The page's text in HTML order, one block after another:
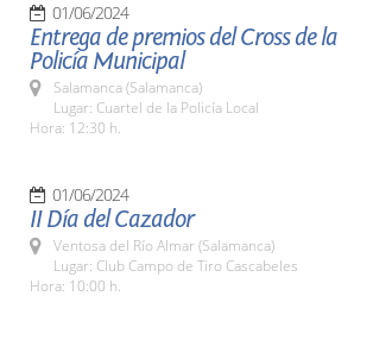
01/06/2024
Entrega de premios del Cross de la
Policía Municipal
Salamanca (Salamanca)
Lugar: Cuartel de la Policía Local
Hora: 12:30 h.
01/06/2024
II Día del Cazador
Ventosa del Río Almar (Salamanca)
Lugar: Club Campo de Tiro Cascabeles
Hora: 10:00 h.